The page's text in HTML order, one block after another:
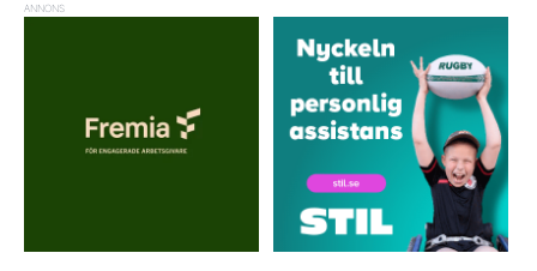
ANNONS